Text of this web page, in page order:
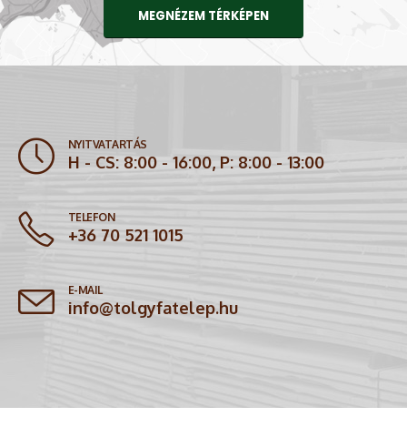
MEGNÉZEM TÉRKÉPEN
NYITVATARTÁS
H - CS: 8:00 - 16:00, P: 8:00 - 13:00
TELEFON
+36 70 521 1015
E-MAIL
info@tolgyfatelep.hu